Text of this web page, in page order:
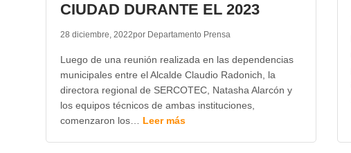
CIUDAD DURANTE EL 2023
28 diciembre, 2022por Departamento Prensa
Luego de una reunión realizada en las dependencias
municipales entre el Alcalde Claudio Radonich, la
directora regional de SERCOTEC, Natasha Alarcón y
los equipos técnicos de ambas instituciones,
comenzaron los… Leer más